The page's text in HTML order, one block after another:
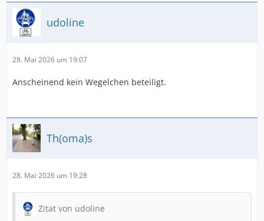
udoline
28. Mai 2026 um 19:07
Anscheinend kein Wegelchen beteiligt.
Th(oma)s
28. Mai 2026 um 19:28
Zitat von udoline